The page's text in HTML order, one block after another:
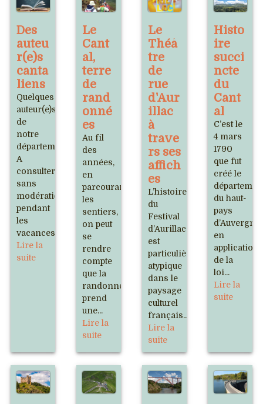
Des
auteu
r(e)s
canta
liens
Quelques
auteur(e)s
de
notre
département.
A
consulter
sans
modération
pendant
les
vacances.
Lire la
suite
Le
Cant
al,
terre
de
rand
onné
es
Au fil
des
années,
en
parcourant
les
sentiers,
on peut
se
rendre
compte
que la
randonnée
prend
une...
Lire la
suite
Le
Théâ
tre
de
rue
d'Aur
illac
à
trave
rs ses
affich
es
L’histoire
du
Festival
d’Aurillac
est
particulièrement
atypique
dans le
paysage
culturel
français...
Lire la
suite
Histo
ire
succi
ncte
du
Cant
al
C’est le
4 mars
1790
que fut
créé le
du haut-
pays
d’Auvergne
en
application
de la
loi...
Lire la
suite